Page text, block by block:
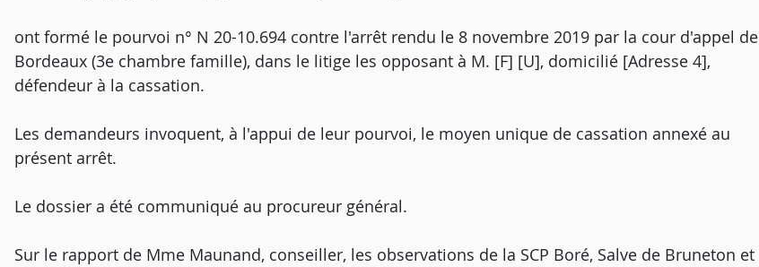
ont formé le pourvoi n° N 20-10.694 contre l'arrêt rendu le 8 novembre 2019 par la cour d'appel de
Bordeaux (3e chambre famille), dans le litige les opposant à M. [F] [U], domicilié [Adresse 4],
défendeur à la cassation.
Les demandeurs invoquent, à l'appui de leur pourvoi, le moyen unique de cassation annexé au
présent arrêt.
Le dossier a été communiqué au procureur général.
Sur le rapport de Mme Maunand, conseiller, les observations de la SCP Boré, Salve de Bruneton et